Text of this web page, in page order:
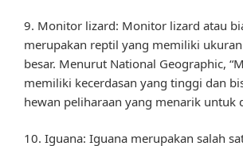
9. Monitor lizard: Monitor lizard atau
merupakan reptil yang memiliki
besar. Menurut National Geographic,
memiliki kecerdasan yang tinggi dan
hewan peliharaan yang menarik untuk
10. Iguana: Iguana merupakan salah